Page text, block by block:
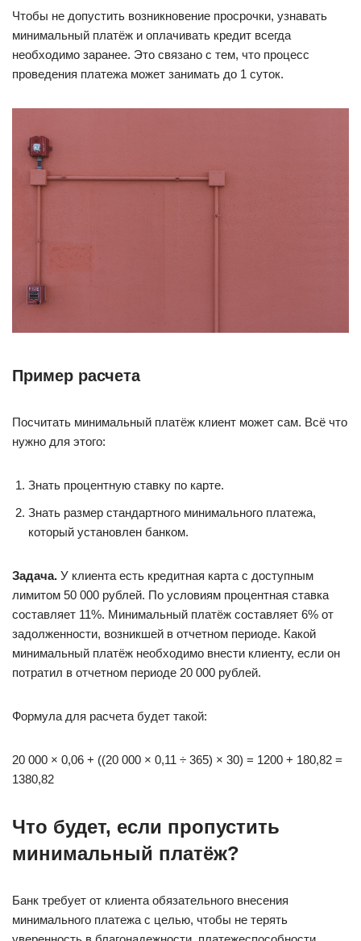
Чтобы не допустить возникновение просрочки, узнавать
минимальный платёж и оплачивать кредит всегда
необходимо заранее. Это связано с тем, что процесс
проведения платежа может занимать до 1 суток.
Пример расчета
Посчитать минимальный платёж клиент может сам. Всё что
нужно для этого:
Знать процентную ставку по карте.
Знать размер стандартного минимального платежа,
который установлен банком.
Задача. У клиента есть кредитная карта с доступным
лимитом 50 000 рублей. По условиям процентная ставка
составляет 11%. Минимальный платёж составляет 6% от
задолженности, возникшей в отчетном периоде. Какой
минимальный платёж необходимо внести клиенту, если он
потратил в отчетном периоде 20 000 рублей.
Формула для расчета будет такой:
20 000 × 0,06 + ((20 000 × 0,11 ÷ 365) × 30) = 1200 + 180,82 =
1380,82
Что будет, если пропустить
минимальный платёж?
Банк требует от клиента обязательного внесения
минимального платежа с целью, чтобы не терять